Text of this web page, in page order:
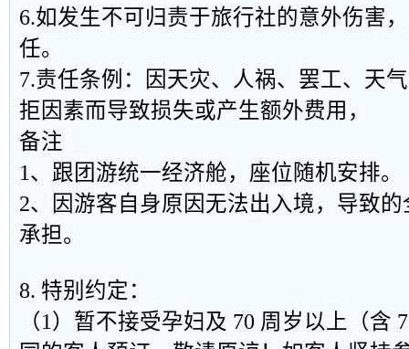
6.如发生不可归责于旅行社的意外伤害
任。
7.责任条例：因天灾、人祸、罢工、天
拒因素而导致损失或产生额外费用，
备注
1、跟团游统一经济舱，座位随机安排。
2、因游客自身原因无法出入境，导致
承担。
8. 特别约定：
（1）暂不接受孕妇及 70 周岁以上（含